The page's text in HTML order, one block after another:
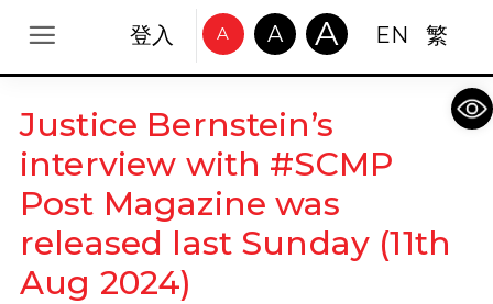
登入 A A A EN 繁
Justice Bernstein’s
interview with #SCMP
Post Magazine was
released last Sunday (11th
Aug 2024)